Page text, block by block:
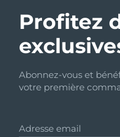
Profitez
Abonnez-vous et
votre première
Adresse email